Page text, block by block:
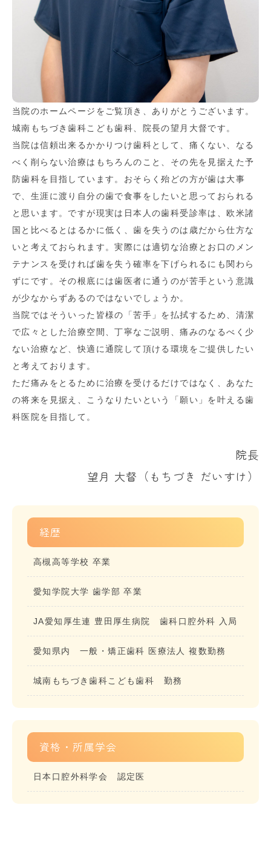
当院のホームページをご覧頂き、ありがとうございます。
城南もちづき歯科こども歯科、院長の望月大督です。
当院は信頼出来るかかりつけ歯科として、痛くない、なる
べく削らない治療はもちろんのこと、その先を見据えた予
防歯科を目指しています。おそらく殆どの方が歯は大事
で、生涯に渡り自分の歯で食事をしたいと思っておられる
と思います。ですが現実は日本人の歯科受診率は、欧米諸
国と比べるとはるかに低く、歯を失うのは歳だから仕方な
いと考えておられます。実際には適切な治療とお口のメン
テナンスを受ければ歯を失う確率を下げられるにも関わら
ずにです。その根底には歯医者に通うのが苦手という意識
が少なからずあるのではないでしょうか。
当院ではそういった皆様の「苦手」を払拭するため、清潔
で広々とした治療空間、丁寧なご説明、痛みのなるべく少
ない治療など、快適に通院して頂ける環境をご提供したい
と考えております。
ただ痛みをとるために治療を受けるだけではなく、あなた
の将来を見据え、こうなりたいという「願い」を叶える歯
科医院を目指して。
院長
望月 大督（もちづき だいすけ）
経歴
高槻高等学校 卒業
愛知学院大学 歯学部 卒業
JA愛知厚生連 豊田厚生病院 歯科口腔外科 入局
愛知県内 一般・矯正歯科 医療法人 複数勤務
城南もちづき歯科こども歯科 勤務
資格・所属学会
日本口腔外科学会 認定医